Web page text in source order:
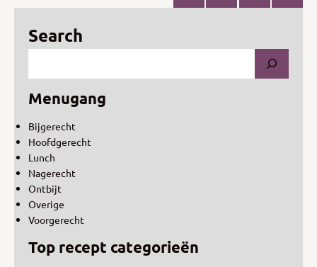
Search
Menugang
Bijgerecht
Hoofdgerecht
Lunch
Nagerecht
Ontbijt
Overige
Voorgerecht
Top recept categorieën